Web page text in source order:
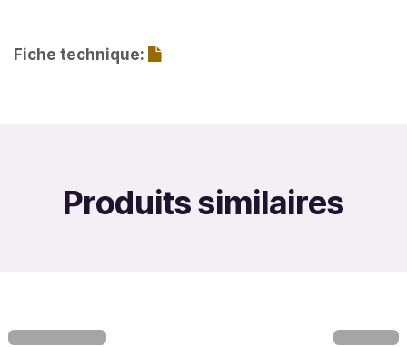
Fiche technique:
Produits similaires